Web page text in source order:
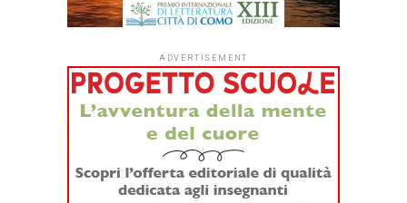
del mondo
e dell’agricoltura italiane.
Premio Letterario Ranieri Filo della Torreè un evento
che vuole celebrare un personaggio significativo del
mondo dell’olivicoltura e dell’agricoltura italiano, ma
soprattutto un’occasione per valorizzare l’olivo e l’olio
attraverso racconti, poesie oltre che lavori scientifici.